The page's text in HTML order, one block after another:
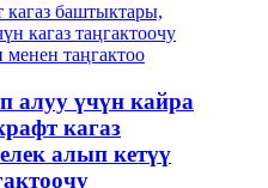
алуу үчүн кайра
кагаз
алып кетүү